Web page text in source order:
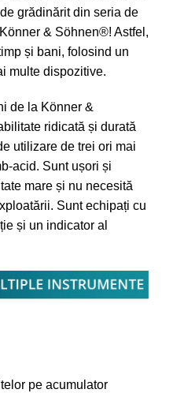
grădinărit din seria de
& Söhnen®! Astfel,
și bani, folosind un
multe dispozitive.
de la Könner &
ridicată și durată
utilizare de trei ori mai
acid. Sunt ușori și
mare și nu necesită
Sunt echipați cu
și un indicator al
pe acumulator